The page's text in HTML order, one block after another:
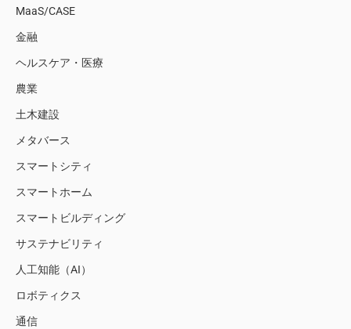
MaaS/CASE
金融
ヘルスケア・医療
農業
土木建設
メタバース
スマートシティ
スマートホーム
スマートビルディング
サステナビリティ
人工知能（AI）
ロボティクス
通信